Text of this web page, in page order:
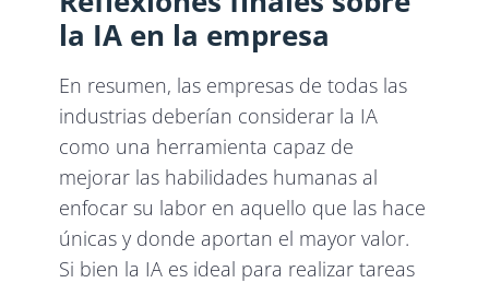
la IA en la empresa
En resumen, las empresas de todas las
industrias deberían considerar la IA
como una herramienta capaz de
mejorar las habilidades humanas al
enfocar su labor en aquello que las hace
únicas y donde aportan el mayor valor.
Si bien la IA es ideal para realizar tareas